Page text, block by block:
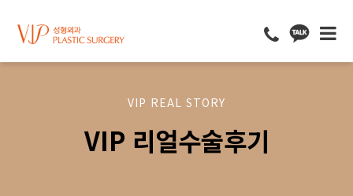
VIP REAL STORY
VIP 리얼수술후기